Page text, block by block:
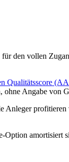
den vollen
Qualitätsscore
Angabe von
Anleger profitieren
amortisiert